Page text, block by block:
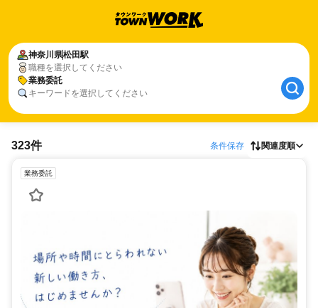
神奈川県松田駅
職種を選択してください
業務委託
キーワードを選択してください
323件 条件保存 関連度順
業務委託